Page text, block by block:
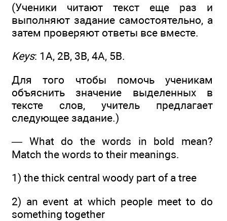
(Ученики читают текст еще раз и
выполняют задание самостоятельно, а
затем проверяют ответы все вместе.
Keys: 1А, 2В, 3В, 4А, 5В.
Для того чтобы помочь ученикам
объяснить значение выделенных в
тексте слов, учитель предлагает
следующее задание.)
— What do the words in bold mean?
Match the words to their meanings.
1) the thick central woody part of a tree
2) an event at which people meet to do
something together